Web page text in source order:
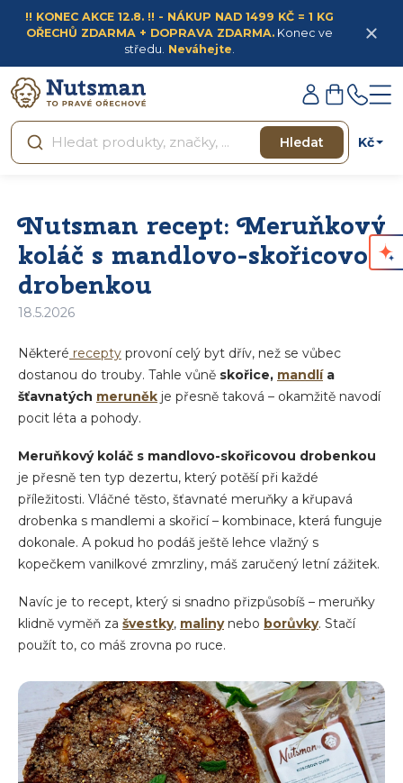
obsah
!! KONEC AKCE 12.8. !! - NÁKUP NAD 1499 KČ = 1 KG
OŘECHŮ ZDARMA + DOPRAVA ZDARMA.Konec ve
středu. Neváhejte.
Hledat Kč
Přihlášení
Nákupní
košík
Nutsman recept: Meruňkový
koláč s mandlovo-skořicovou
drobenkou
18.5.2026
Některé recepty provoní celý byt dřív, než se vůbec
dostanou do trouby. Tahle vůně skořice, mandlía
šťavnatých meruněk je přesně taková – okamžitě navodí
pocit léta a pohody.
Meruňkový koláč s mandlovo-skořicovou drobenkou
je přesně ten typ dezertu, který potěší při každé
příležitosti. Vláčné těsto, šťavnaté meruňky a křupavá
drobenka s mandlemi a skořicí – kombinace, která funguje
dokonale. A pokud ho podáš ještě lehce vlažný s
kopečkem vanilkové zmrzliny, máš zaručený letní zážitek.
Navíc je to recept, který si snadno přizpůsobíš – meruňky
klidně vyměň za švestky, malinynebo borůvky. Stačí
použít to, co máš zrovna po ruce.